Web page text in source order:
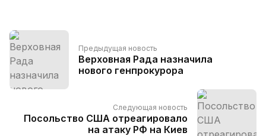
Предыдущая новость
Верховная Рада назначила
нового генпрокурора
Следующая новость
Посольство США отреагировало
на атаку РФ на Киев